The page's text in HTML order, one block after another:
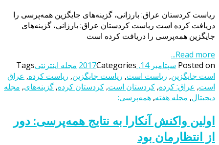
ریاست کردستان عراق: بارزانی، گزینه‌های جایگزین همه‌پرسی را
دریافت کرده است ریاست کردستان عراق: بارزانی، گزینه‌های
جایگزین همه‌پرسی را دریافت کرده است
Read more...
Posted on سپتامبر 14, 2017 Categories مجله اینترنتیTags
است جایگزین, ریاست است, ریاست جایگزین, ریاست کرده, عراق
است, عراق: کرده, کردستان است, کردستان کرده, گزینه‌های, مجله
دیجیتال, مجله هفته, همه‌پرسی:
اولين واكنش آنكارا به نتايج همه‌پرسی: دور
از انتظارمان بود